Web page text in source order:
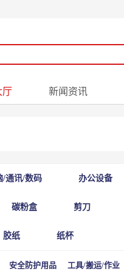
厅 新闻资讯
/通讯/数码 办公设备
安全防护用品 工具/搬运/作业
碳粉盒 剪刀
胶纸 纸杯